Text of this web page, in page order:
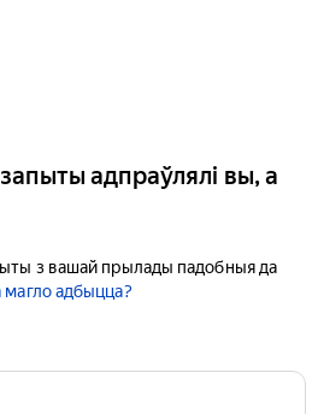
адпраўлялі вы, а
з вашай прылады падобныя да
магло адбыцца?